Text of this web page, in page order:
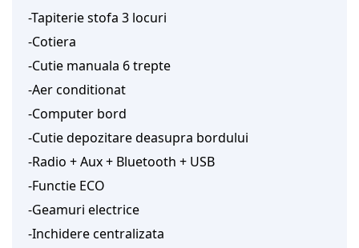
-Tapiterie stofa 3 locuri
-Cotiera
-Cutie manuala 6 trepte
-Aer conditionat
-Computer bord
-Cutie depozitare deasupra bordului
-Radio + Aux + Bluetooth + USB
-Functie ECO
-Geamuri electrice
-Inchidere centralizata